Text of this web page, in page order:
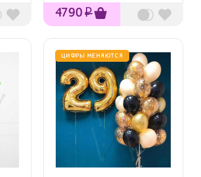
4790₽
ЦИФРЫ МЕНЯЮТСЯ